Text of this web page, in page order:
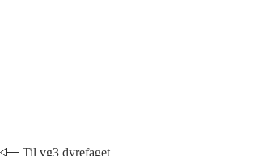
Til vg3 dyrefaget